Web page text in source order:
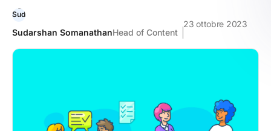
Sudarshan SomanathanHead of Content
23 ottobre 2023